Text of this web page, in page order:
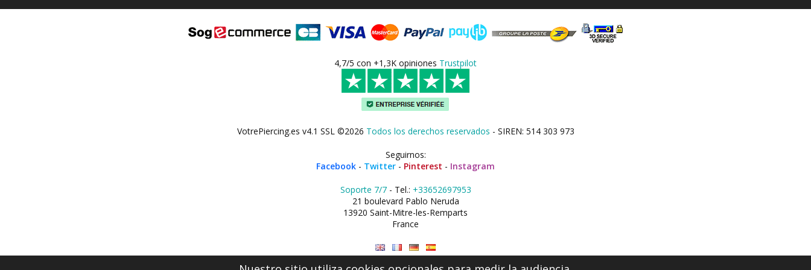
4,7/5 con +1,3K opiniones Trustpilot
VotrePiercing.es v4.1 SSL ©2026 Todos los derechos reservados - SIREN: 514 303 973
Seguirnos:
Facebook - Twitter - Pinterest - Instagram
Soporte 7/7- Tel.: +33652697953
21 boulevard Pablo Neruda
13920 Saint-Mitre-les-Remparts
France